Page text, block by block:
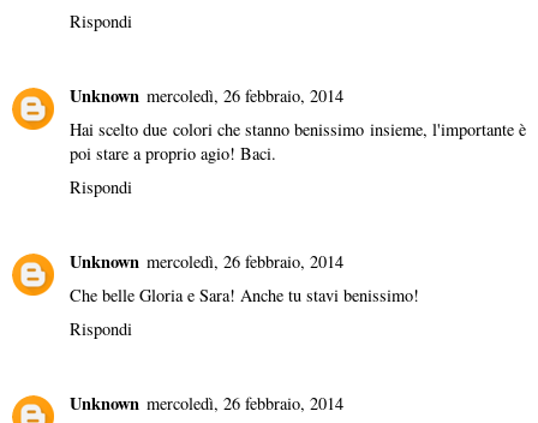
Rispondi
Unknown mercoledì, 26 febbraio, 2014
Hai scelto due colori che stanno benissimo insieme, l'importante è
poi stare a proprio agio! Baci.
Rispondi
Unknown mercoledì, 26 febbraio, 2014
Che belle Gloria e Sara! Anche tu stavi benissimo!
Rispondi
Unknown mercoledì, 26 febbraio, 2014